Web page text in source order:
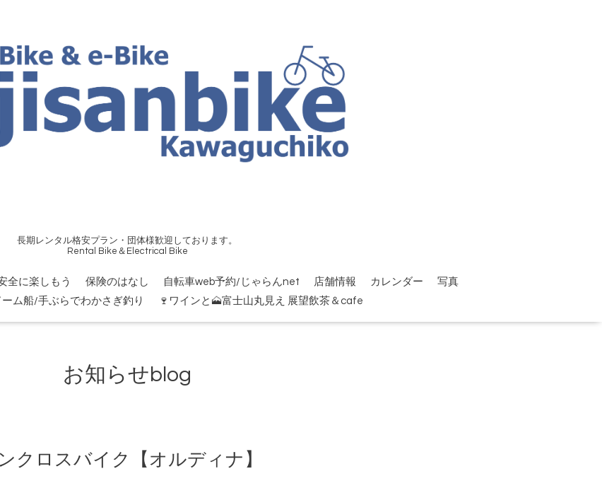
長期レンタル格安プラン・団体様歓迎しております。
Rental Bike＆Electrical Bike
全に楽しもう 保険のはなし 自転車web予約/じゃらんnet 店舗情報 カレンダー
写真
ーム船/手ぶらでわかさぎ釣り 🍷ワインと🗻富士山丸見え 展望飲茶＆cafe
お知らせblog
ロスバイク【オルディナ】